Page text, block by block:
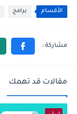
الأقسام برامج
مقالات قد تهمك